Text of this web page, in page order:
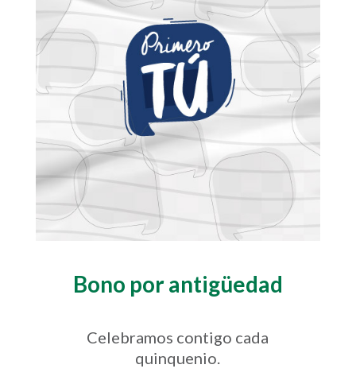
Bono por antigüedad
Celebramos contigo cada
quinquenio.